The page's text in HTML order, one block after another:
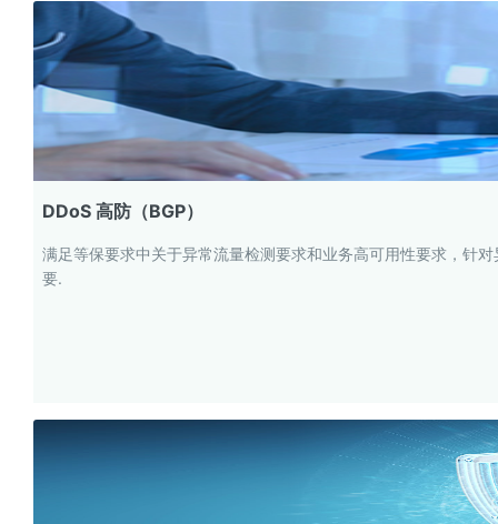
DDoS 高防（BGP）
满足等保要求中关于异常流量检测要求和业务高可用性要求，针
要.